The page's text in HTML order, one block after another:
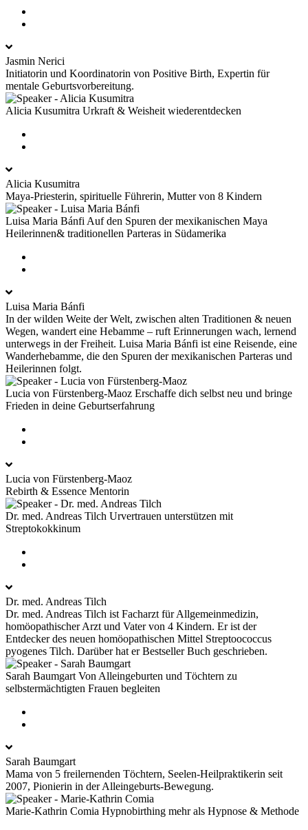
Jasmin Nerici
Initiatorin und Koordinatorin von Positive Birth, Expertin für
mentale Geburtsvorbereitung.
Alicia Kusumitra Urkraft & Weisheit wiederentdecken
Alicia Kusumitra
Maya-Priesterin, spirituelle Führerin, Mutter von 8 Kindern
Luisa Maria Bánfi Auf den Spuren der mexikanischen Maya
Heilerinnen& traditionellen Parteras in Südamerika
Luisa Maria Bánfi
In der wilden Weite der Welt, zwischen alten Traditionen & neuen
Wegen, wandert eine Hebamme – ruft Erinnerungen wach, lernend
unterwegs in der Freiheit. Luisa Maria Bánfi ist eine Reisende, eine
Wanderhebamme, die den Spuren der mexikanischen Parteras und
Heilerinnen folgt.
Lucia von Fürstenberg-Maoz Erschaffe dich selbst neu und bringe
Frieden in deine Geburtserfahrung
Lucia von Fürstenberg-Maoz
Rebirth & Essence Mentorin
Dr. med. Andreas Tilch Urvertrauen unterstützen mit
Streptokokkinum
Dr. med. Andreas Tilch
Dr. med. Andreas Tilch ist Facharzt für Allgemeinmedizin,
homöopathischer Arzt und Vater von 4 Kindern. Er ist der
Entdecker des neuen homöopathischen Mittel Streptoococcus
pyogenes Tilch. Darüber hat er Bestseller Buch geschrieben.
Sarah Baumgart Von Alleingeburten und Töchtern zu
selbstermächtigten Frauen begleiten
Sarah Baumgart
Mama von 5 freilernenden Töchtern, Seelen-Heilpraktikerin seit
2007, Pionierin in der Alleingeburts-Bewegung.
Marie-Kathrin Comia Hypnobirthing mehr als Hypnose & Methode